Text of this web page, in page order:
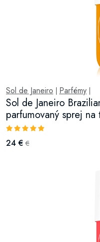
Sol de Janeiro Parfémy
Sol de Janeiro
parfumovaný sprej
24 € €